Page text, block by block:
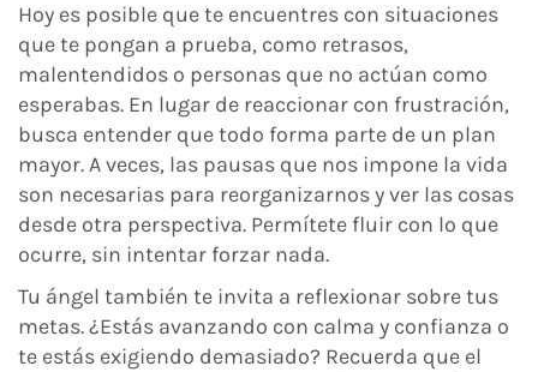
Hoy es posible que te encuentres con situaciones
que te pongan a prueba, como retrasos,
malentendidos o personas que no actúan como
esperabas. En lugar de reaccionar con frustración,
busca entender que todo forma parte de un plan
mayor. A veces, las pausas que nos impone la vida
son necesarias para reorganizarnos y ver las cosas
desde otra perspectiva. Permítete fluir con lo que
ocurre, sin intentar forzar nada.
Tu ángel también te invita a reflexionar sobre tus
metas. ¿Estás avanzando con calma y confianza o
te estás exigiendo demasiado? Recuerda que el